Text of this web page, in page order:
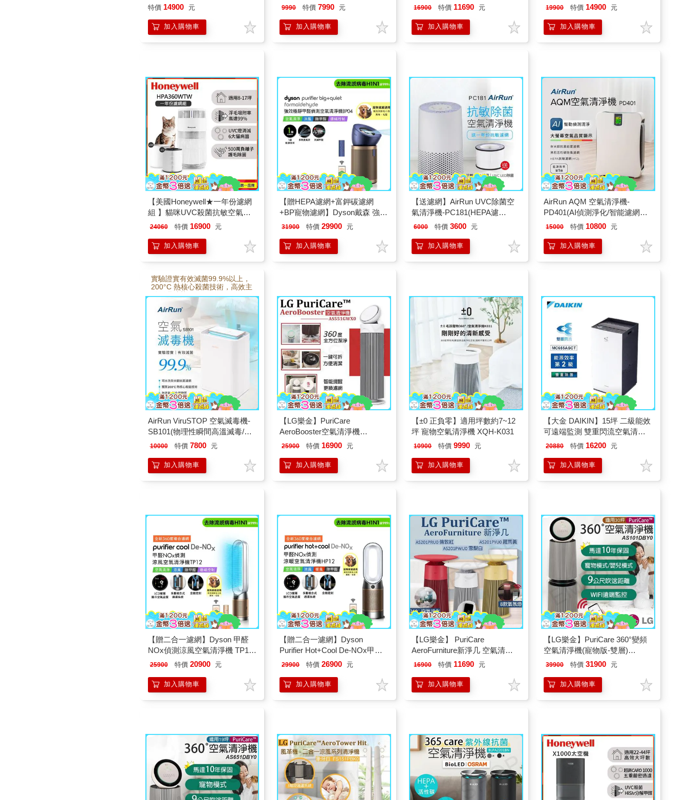
網】Dyson戴森 HushJet Purifier
淨機 銀白色
特價 14900 元
加入購物車
機 (AH335-10W)
9990 特價 7990 元
加入購物車
機 奶茶棕 AS201PBK0
16900 特價 11690 元
加入購物車
淨機)
19900 特價 14900 元
加入購物車
【美國Honeywell★一年份濾網
組 】貓咪UVC殺菌抗敏空氣清
淨機 HPA360WTW(喵淨機)
24060 特價 16900 元
加入購物車
【贈HEPA濾網+富鉀碳濾網
+BP寵物濾網】Dyson戴森 強效
極靜甲醛偵測空氣清淨機 BP04
31900 特價 29900 元
加入購物車
【送濾網】AirRun UVC除菌空
氣清淨機-PC181(HEPA濾
PM2.5/UVC殺菌/360進風大循
6000 特價 3600 元
加入購物車
AirRun AQM 空氣清淨機-
PD401(AI偵測淨化/智能濾網管
理/空氣品質偵測)
15000 特價 10800 元
加入購物車
實驗證實有效滅菌99.9%以上，
200°C 熱核心殺菌技術，高效主
動循環滅菌
AirRun ViruSTOP 空氣滅毒機-
SB101(物理性瞬間高溫滅毒/無
耗材)
10000 特價 7800 元
加入購物車
【LG樂金】PuriCare
AeroBooster空氣清淨機
AS551GWX0
25900 特價 16900 元
加入購物車
【±0 正負零】適用坪數約7~12
坪 寵物空氣清淨機 XQH-K031
10900 特價 9990 元
加入購物車
【大金 DAIKIN】15坪 二級能效
可遠端監測 雙重閃流空氣清淨
機 MC655ASCT
20880 特價 16200 元
加入購物車
【贈二合一濾網】Dyson 甲醛
NOx偵測涼風空氣清淨機 TP12
白金色
25900 特價 20900 元
加入購物車
【贈二合一濾網】Dyson
Purifier Hot+Cool De-NOx甲醛
NOx偵測涼暖空氣清淨機HP12
29900 特價 26900 元
加入購物車
【LG樂金】 PuriCare
AeroFurniture新淨几 空氣清淨
機 雪梨白 AS201PWU0
16900 特價 11690 元
加入購物車
【LG樂金】PuriCare 360°變頻
空氣清淨機(寵物版-雙層)
AS101DBY0
39900 特價 31900 元
加入購物車